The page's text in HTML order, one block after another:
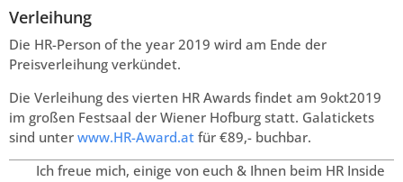
Verleihung
Die HR-Person of the year 2019 wird am Ende der
Preisverleihung verkündet.
Die Verleihung des vierten HR Awards findet am 9okt2019
im großen Festsaal der Wiener Hofburg statt. Galatickets
sind unter www.HR-Award.at für €89,- buchbar.
Ich freue mich, einige von euch & Ihnen beim HR Inside